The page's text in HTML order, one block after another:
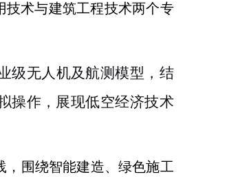
技术与建筑工程技术两个专
级无人机及航测模型，结
操作，展现低空经济技术
围绕智能建造、绿色施工